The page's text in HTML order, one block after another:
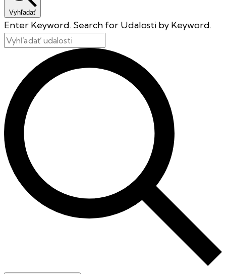
Vyhľadať
Enter Keyword. Search for Udalosti by Keyword.